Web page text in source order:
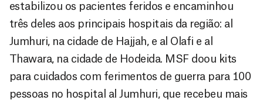
estabilizou os pacientes feridos e encaminhou
três deles aos principais hospitais da região: al
Jumhuri, na cidade de Hajjah, e al Olafi e al
Thawara, na cidade de Hodeida. MSF doou kits
para cuidados com ferimentos de guerra para 100
pessoas no hospital al Jumhuri, que recebeu mais